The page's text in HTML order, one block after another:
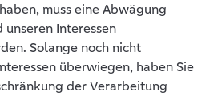
muss eine Abwägung
unseren Interessen
Solange noch nicht
überwiegen, haben Sie
der Verarbeitung